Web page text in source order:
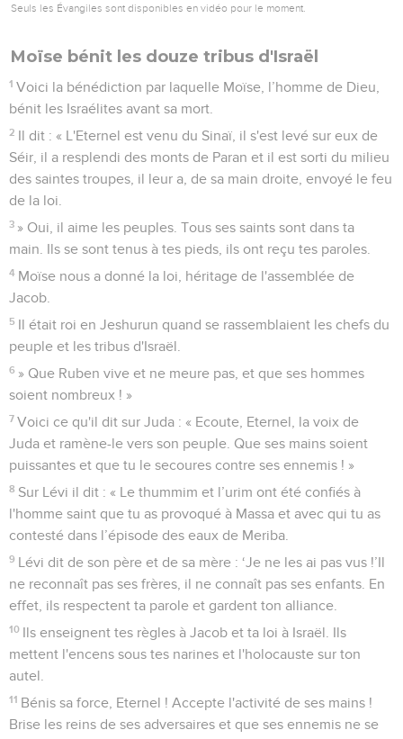
Seuls les Évangiles sont disponibles en vidéo pour le moment.
Moïse bénit les douze tribus d'Israël
1 Voici la bénédiction par laquelle Moïse, l’homme de Dieu,
bénit les Israélites avant sa mort.
2 Il dit : « L'Eternel est venu du Sinaï, il s'est levé sur eux de
Séir, il a resplendi des monts de Paran et il est sorti du milieu
des saintes troupes, il leur a, de sa main droite, envoyé le feu
de la loi.
3 » Oui, il aime les peuples. Tous ses saints sont dans ta
main. Ils se sont tenus à tes pieds, ils ont reçu tes paroles.
4 Moïse nous a donné la loi, héritage de l'assemblée de
Jacob.
5 Il était roi en Jeshurun quand se rassemblaient les chefs du
peuple et les tribus d'Israël.
6 » Que Ruben vive et ne meure pas, et que ses hommes
soient nombreux ! »
7 Voici ce qu'il dit sur Juda : « Ecoute, Eternel, la voix de
Juda et ramène-le vers son peuple. Que ses mains soient
puissantes et que tu le secoures contre ses ennemis ! »
8 Sur Lévi il dit : « Le thummim et l’urim ont été confiés à
l'homme saint que tu as provoqué à Massa et avec qui tu as
contesté dans l’épisode des eaux de Meriba.
9 Lévi dit de son père et de sa mère : ‘Je ne les ai pas vus !’Il
ne reconnaît pas ses frères, il ne connaît pas ses enfants. En
effet, ils respectent ta parole et gardent ton alliance.
10 Ils enseignent tes règles à Jacob et ta loi à Israël. Ils
mettent l'encens sous tes narines et l'holocauste sur ton
autel.
11 Bénis sa force, Eternel ! Accepte l'activité de ses mains !
Brise les reins de ses adversaires et que ses ennemis ne se